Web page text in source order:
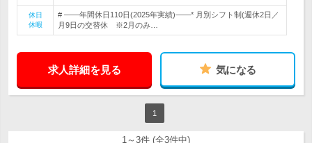
休日
休暇
# ――年間休日110日(2025年実績)――* 月別シフト制(週休2日／
月9日の交替休 ※2月のみ…
求人詳細を見る 気になる
1
1～3件 (全3件中)